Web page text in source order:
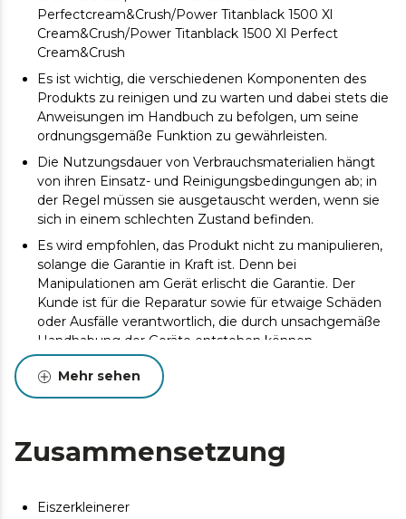
Perfectcream&Crush/Power Titanblack 1500 Xl
Cream&Crush/Power Titanblack 1500 Xl Perfect
Cream&Crush
Es ist wichtig, die verschiedenen Komponenten des
Produkts zu reinigen und zu warten und dabei stets die
Anweisungen im Handbuch zu befolgen, um seine
ordnungsgemäße Funktion zu gewährleisten.
Die Nutzungsdauer von Verbrauchsmaterialien hängt
von ihren Einsatz- und Reinigungsbedingungen ab; in
der Regel müssen sie ausgetauscht werden, wenn sie
sich in einem schlechten Zustand befinden.
Es wird empfohlen, das Produkt nicht zu manipulieren,
solange die Garantie in Kraft ist. Denn bei
Manipulationen am Gerät erlischt die Garantie. Der
Kunde ist für die Reparatur sowie für etwaige Schäden
oder Ausfälle verantwortlich, die durch unsachgemäße
Handhabung der Geräte entstehen können.
Mehr sehen
Zusammensetzung
Eiszerkleinerer